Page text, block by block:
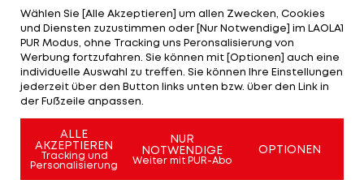
aktuellen und aktenkundigen Vorgängen ablenken
zu wollen", erklärt etwa DFB-Generalsekretär
Helmut Sandrock. Auch Franz Beckenbauer kann
die Aussagen Blatters nicht nachvollziehen: "Er irrt
ja schon beim Ergebnis der Abstimmung. Es war
12:11 für uns, nicht 10:9."
Mehr zum Thema
Wählen Sie [Alle Akzeptieren] um allen Zwecken, Cookies
und Diensten zuzustimmen oder [Nur Notwendige] im LAOLA1
PUR Modus, ohne Tracking uns Peronsalisierung von
Werbung fortzufahren. Sie können mit [Optionen] auch eine
individuelle Auswahl zu treffen. Sie können Ihre Einstellungen
jederzeit über den Button links unten bzw. über den Link in
der Fußzeile anpassen.
ALLE
AKZEPTIEREN
Tracking und
Personalisierung
NUR
NOTWENDIGE
Weiter mit PUR-Abo
OPTIONEN